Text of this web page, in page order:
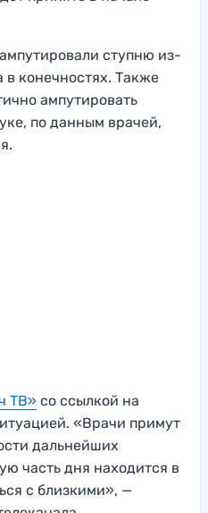
ступню из-
в конечностях. Также
ампутировать
по данным врачей,
ТВ» со ссылкой на
«Врачи примут
дальнейших
часть дня находится в
с близкими», —